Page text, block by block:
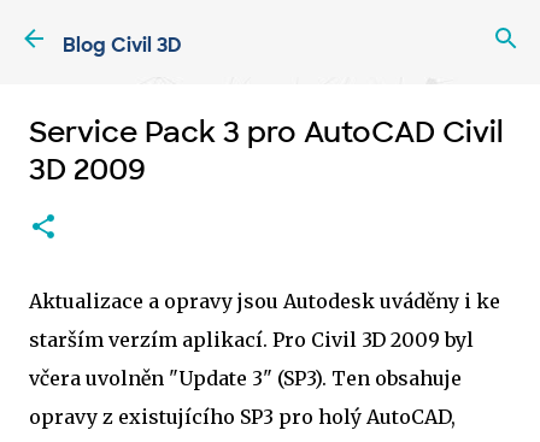
Blog Civil 3D
Service Pack 3 pro AutoCAD Civil
3D 2009
Aktualizace a opravy jsou Autodesk uváděny i ke
starším verzím aplikací. Pro Civil 3D 2009 byl
včera uvolněn "Update 3" (SP3). Ten obsahuje
opravy z existujícího SP3 pro holý AutoCAD,